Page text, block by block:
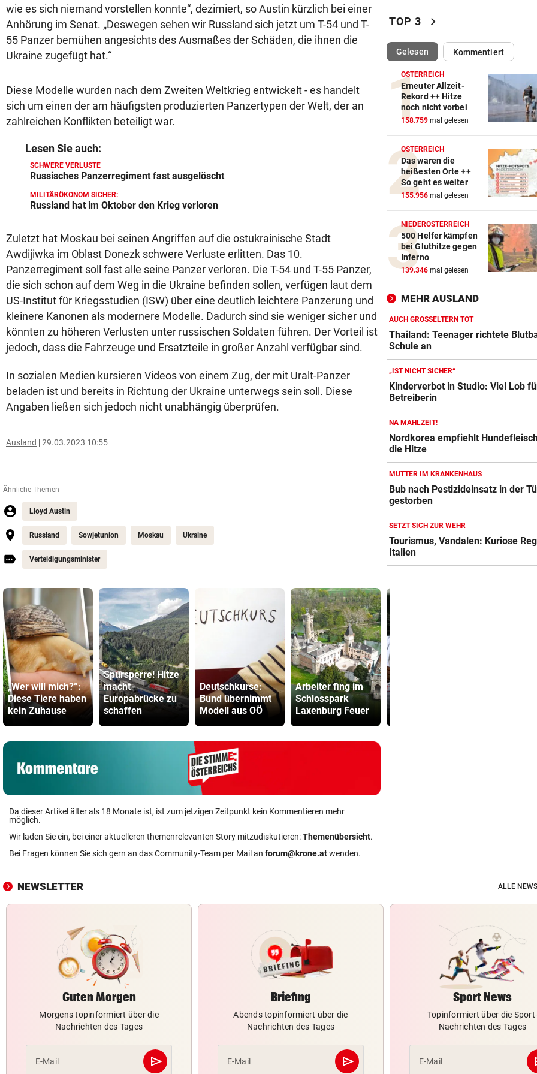
wie es sich niemand vorstellen konnte“, dezimiert, so Austin kürzlich bei einer
Anhörung im Senat. „Deswegen sehen wir Russland sich jetzt um T-54 und T-
55 Panzer bemühen angesichts des Ausmaßes der Schäden, die ihnen die
Ukraine zugefügt hat.“
Diese Modelle wurden nach dem Zweiten Weltkrieg entwickelt - es handelt
sich um einen der am häufigsten produzierten Panzertypen der Welt, der an
zahlreichen Konflikten beteiligt war.
Lesen Sie auch:
SCHWERE VERLUSTE
Russisches Panzerregiment fast ausgelöscht
MILITÄRÖKONOM SICHER:
Russland hat im Oktober den Krieg verloren
Zuletzt hat Moskau bei seinen Angriffen auf die ostukrainische Stadt
Awdijiwka im Oblast Donezk schwere Verluste erlitten. Das 10.
Panzerregiment soll fast alle seine Panzer verloren. Die T-54 und T-55 Panzer,
die sich schon auf dem Weg in die Ukraine befinden sollen, verfügen laut dem
US-Institut für Kriegsstudien (ISW) über eine deutlich leichtere Panzerung und
kleinere Kanonen als modernere Modelle. Dadurch sind sie weniger sicher und
könnten zu höheren Verlusten unter russischen Soldaten führen. Der Vorteil ist
jedoch, dass die Fahrzeuge und Ersatzteile in großer Anzahl verfügbar sind.
In sozialen Medien kursieren Videos von einem Zug, der mit Uralt-Panzer
beladen ist und bereits in Richtung der Ukraine unterwegs sein soll. Diese
Angaben ließen sich jedoch nicht unabhängig überprüfen.
Ausland 29.03.2023 10:55
Ähnliche Themen
Lloyd Austin
Russland Sowjetunion Moskau Ukraine
Verteidigungsminister
„Wer will mich?“:
Diese Tiere haben
kein Zuhause
Spursperre! Hitze
macht
Europabrücke zu
schaffen
Deutschkurse:
Bund übernimmt
Modell aus OÖ
Arbeiter fing im
Schlosspark
Laxenburg Feuer
Da dieser Artikel älter als 18 Monate ist, ist zum jetzigen Zeitpunkt kein Kommentieren mehr
möglich.
Wir laden Sie ein, bei einer aktuelleren themenrelevanten Story mitzudiskutieren:Themenübersicht.
Bei Fragen können Sie sich gern an das Community-Team per Mail an forum@krone.atwenden.
schon um 18 Uhr spielt
DARUNTER RAUCH, OBONYA
Wien: Männer protestierten
Gewalt an Frauen
OBERÖSTERREICH vor
„Wer will mich?“: Diese
haben kein Zuhause
BEWAFFNETER ÜBERFALL vor
Dorotheum: Räuber ließ
Geschäft zurück
So bereiten Sie sich auf
Media-Checks vor
ANHALTENDE TROCKENHEIT vor
Kein Wasser mehr:
PROZESS UM COLD CASE
Anklage-Einspruch im
Kammerer abgewiesen
WIEN, NÖ UND BGLD
Vermisste und zugelaufene
Vierbeiner
TOP 3 chevron_right
Gelesen(ausgewählt)Kommentiert
ÖSTERREICH
Erneuter Allzeit-
Rekord ++ Hitze
noch nicht vorbei
158.759 mal gelesen
ÖSTERREICH
Das waren die
heißesten Orte ++
So geht es weiter
155.956 mal gelesen
NIEDERÖSTERREICH
500 Helfer kämpfen
bei Gluthitze gegen
Inferno
139.346 mal gelesen
MEHR AUSLAND
AUCH GROSSELTERN TOT
Thailand: Teenager richtete
Schule an
„IST NICHT SICHER“
Kinderverbot in Studio: Viel Lob
Betreiberin
NA MAHLZEIT!
Nordkorea empfiehlt
die Hitze
MUTTER IM KRANKENHAUS
Bub nach Pestizideinsatz in der
gestorben
SETZT SICH ZUR WEHR
Tourismus, Vandalen: Kuriose
Italien
NEWSLETTER ALLE
Guten Morgen
Morgens topinformiert über die
Nachrichten des Tages
E-Mail send
Abschicken
Briefing
Abends topinformiert über die
Nachrichten des Tages
E-Mail send
Abschicken
Sport News
Topinformiert über die Sport-
Nachrichten des Tages
E-Mail